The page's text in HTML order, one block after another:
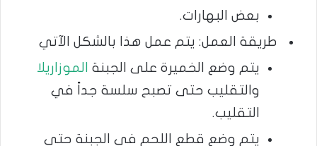
بعض البهارات.
طريقة العمل: يتم عمل هذا بالشكل الآتي
يتم وضع الخميرة على الجبنة الموزاريلا
والتقليب حتى تصبح سلسة جداً في
التقليب.
يتم وضع قطع اللحم في الجبنة حتى